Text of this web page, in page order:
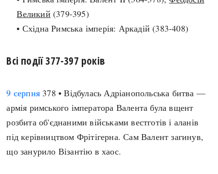
Наука, освіта і техніка
Подорожі і відкриття
Політика
Релігія
Розваги і дозвілля
Спорт
ЗНО
Темні віки
Високе Середньовіччя
Пізнє Середньовіччя
Нова історія
Великий (379-395)
• Східна Римська імперія: Аркадій (383-408)
Всі події 377-397 років
9 серпня 378 • Відбулась Адріанопольська битва —
армія римського імператора Валента була вщент
розбита об'єднаними військами вестготів і аланів
під керівництвом Фрітігерна. Сам Валент загинув,
що занурило Візантію в хаос.